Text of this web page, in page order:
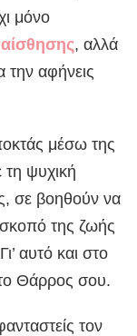
μόνο
, αλλά
την αφήνεις
μέσω της
ψυχική
σε βοηθούν να
σκοπό της ζωής
αυτό και στο
Θάρρος σου.
τον